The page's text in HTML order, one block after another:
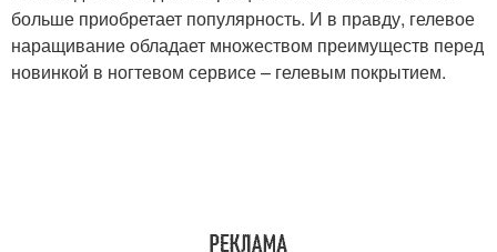
больше приобретает популярность. И в правду, гелевое
наращивание обладает множеством преимуществ перед
новинкой в ногтевом сервисе – гелевым покрытием.